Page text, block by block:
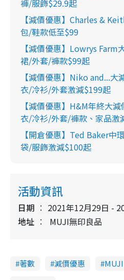
褲/服飾$29.9起
【減價優惠】Charles &
包/鞋款低至$99
【減價優惠】Lowrys
裙/外套/褲款$99起
【減價優惠】Niko and...大
衣/冷衫/外套激減$199起
【減價優惠】H&M年終大
衣/冷衫/外套/褲款、家品激
【開倉優惠】Ted Baker中
袋/服飾激減$100起
活動資訊
日期
2021年12月29日 -
地址
MUJI無印良品
著數 減價優惠 MUJI